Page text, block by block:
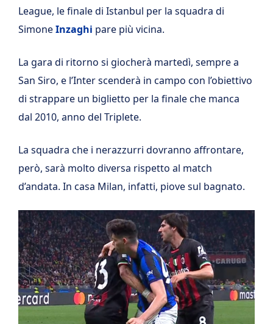
League, le finale di Istanbul per la squadra di
SimoneInzaghi pare più vicina.
La gara di ritorno si giocherà martedì, sempre a
San Siro, e l’Inter scenderà in campo con l’obiettivo
di strappare un biglietto per la finale che manca
dal 2010, anno del Triplete.
La squadra che i nerazzurri dovranno affrontare,
però, sarà molto diversa rispetto al match
d’andata. In casa Milan, infatti, piove sul bagnato.